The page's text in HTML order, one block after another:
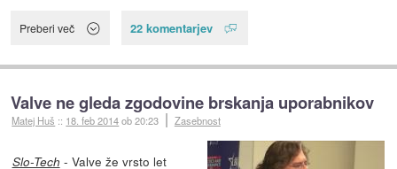
Preberi več 22 komentarjev
Valve ne gleda zgodovine brskanja uporabnikov
Matej Huš :: 18. feb 2014ob 20:23 Zasebnost
Slo-Tech - Valve že vrsto let